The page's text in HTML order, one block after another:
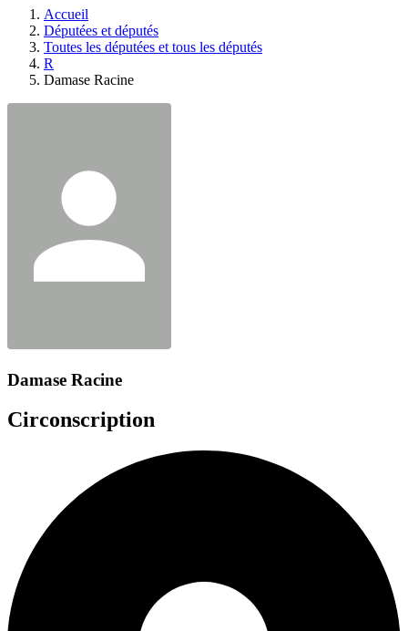
législative.
Accueil
Députées et députés
Toutes les députées et tous les députés
R
Damase Racine
Damase Racine
Circonscription